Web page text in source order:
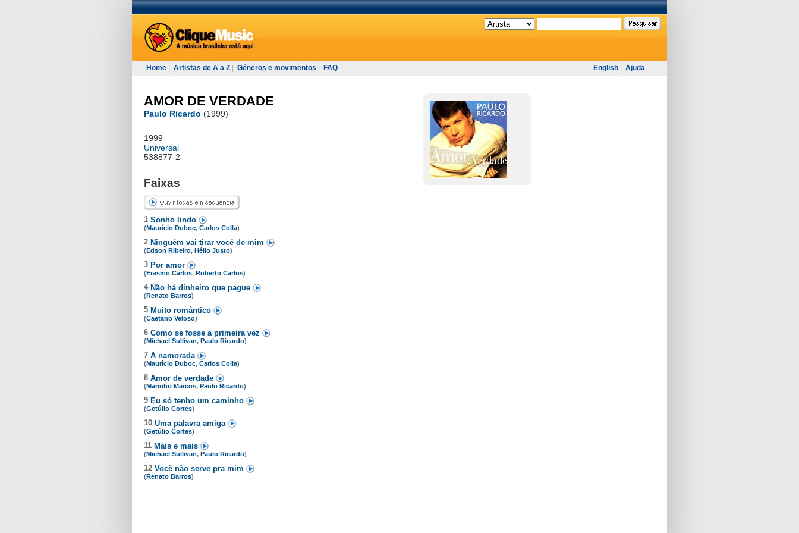
Home Artistas de A a Z Gêneros e movimentos FAQ English Ajuda
AMOR DE VERDADE
Paulo Ricardo (1999)
1999
Universal
538877-2
Faixas
1 Sonho lindo
(Maurício Duboc, Carlos Colla)
2 Ninguém vai tirar você de mim
(Edson Ribeiro, Hélio Justo)
3 Por amor
(Erasmo Carlos, Roberto Carlos)
4 Não há dinheiro que pague
(Renato Barros)
5 Muito romântico
(Caetano Veloso)
6 Como se fosse a primeira vez
(Michael Sullivan, Paulo Ricardo)
7 A namorada
(Maurício Duboc, Carlos Colla)
8 Amor de verdade
(Marinho Marcos, Paulo Ricardo)
9 Eu só tenho um caminho
(Getúlio Cortes)
10 Uma palavra amiga
(Getúlio Cortes)
11 Mais e mais
(Michael Sullivan, Paulo Ricardo)
12 Você não serve pra mim
(Renato Barros)